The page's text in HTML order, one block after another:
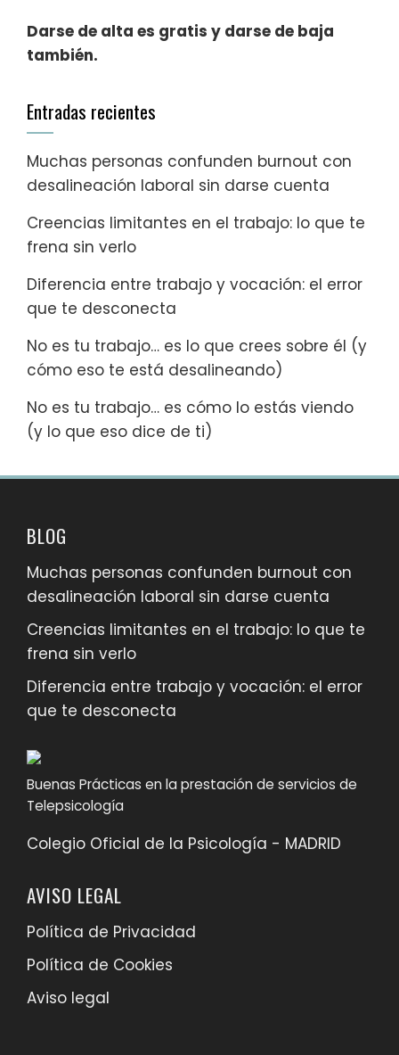
Darse de alta es gratis y darse de baja
también.
Entradas recientes
Muchas personas confunden burnout con
desalineación laboral sin darse cuenta
Creencias limitantes en el trabajo: lo que te
frena sin verlo
Diferencia entre trabajo y vocación: el error
que te desconecta
No es tu trabajo… es lo que crees sobre él (y
cómo eso te está desalineando)
No es tu trabajo… es cómo lo estás viendo
(y lo que eso dice de ti)
BLOG
Muchas personas confunden burnout con
desalineación laboral sin darse cuenta
Creencias limitantes en el trabajo: lo que te
frena sin verlo
Diferencia entre trabajo y vocación: el error
que te desconecta
Buenas Prácticas en la prestación de servicios de
Telepsicología
Colegio Oficial de la Psicología - MADRID
AVISO LEGAL
Política de Privacidad
Política de Cookies
Aviso legal